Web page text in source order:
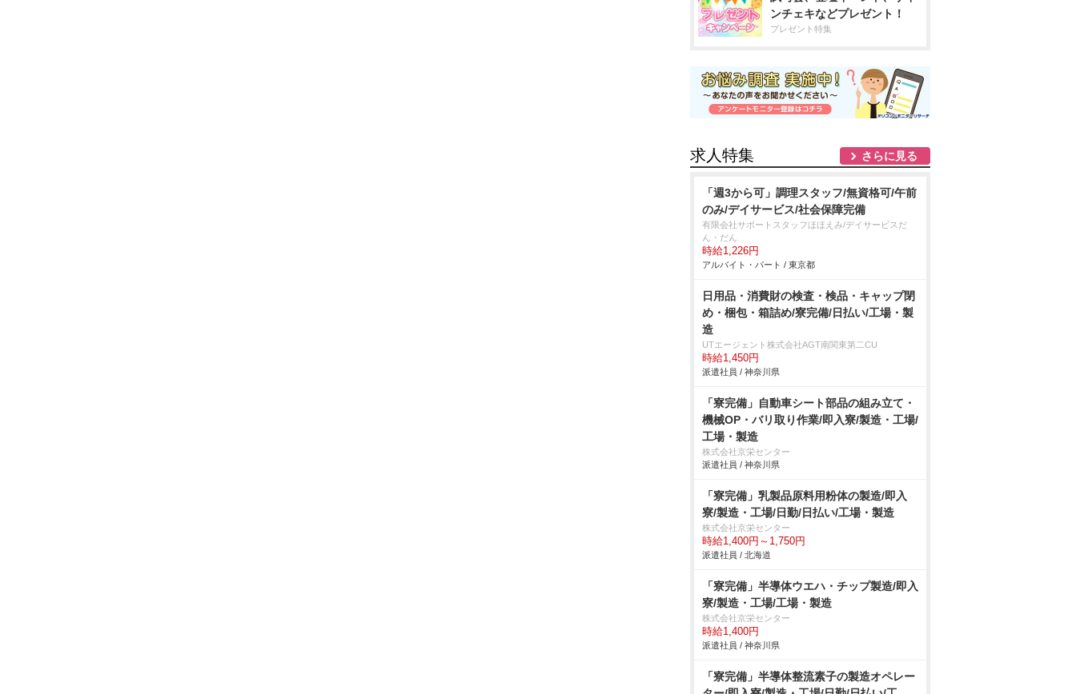
ンチェキなどプレゼント！
プレゼント特集
求人特集 さらに見る
「週3から可」調理スタッフ/無資格可/午前
のみ/デイサービス/社会保障完備
有限会社サポートスタッフほほえみ/デイサービスだ
ん・だん
時給1,226円
アルバイト・パート / 東京都
日用品・消費財の検査・検品・キャップ閉
め・梱包・箱詰め/寮完備/日払い/工場・製
造
UTエージェント株式会社AGT南関東第二CU
時給1,450円
派遣社員 / 神奈川県
「寮完備」自動車シート部品の組み立て・
機械OP・バリ取り作業/即入寮/製造・工場/
工場・製造
株式会社京栄センター
派遣社員 / 神奈川県
「寮完備」乳製品原料用粉体の製造/即入
寮/製造・工場/日勤/日払い/工場・製造
株式会社京栄センター
時給1,400円～1,750円
派遣社員 / 北海道
「寮完備」半導体ウエハ・チップ製造/即入
寮/製造・工場/工場・製造
株式会社京栄センター
時給1,400円
派遣社員 / 神奈川県
「寮完備」半導体整流素子の製造オペレー